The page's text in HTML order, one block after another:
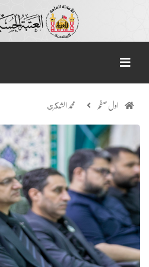
اول صفحہ محمد الشكري